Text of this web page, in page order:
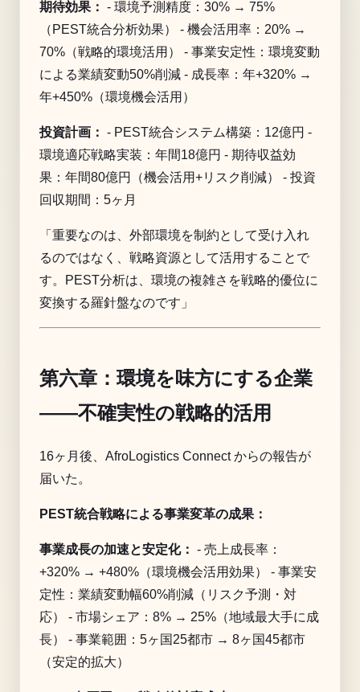
期待効果： - 環境予測精度：30% → 75%
（PEST統合分析効果） - 機会活用率：20% →
70%（戦略的環境活用） - 事業安定性：環境変動
による業績変動50%削減 - 成長率：年+320% →
年+450%（環境機会活用）
投資計画： - PEST統合システム構築：12億円 -
環境適応戦略実装：年間18億円 - 期待収益効
果：年間80億円（機会活用+リスク削減） - 投資
回収期間：5ヶ月
「重要なのは、外部環境を制約として受け入れ
るのではなく、戦略資源として活用することで
す。PEST分析は、環境の複雑さを戦略的優位に
変換する羅針盤なのです」
第六章：環境を味方にする企業
——不確実性の戦略的活用
16ヶ月後、AfroLogistics Connect からの報告が
届いた。
PEST統合戦略による事業変革の成果：
事業成長の加速と安定化： - 売上成長率：
+320% → +480%（環境機会活用効果） - 事業安
定性：業績変動幅60%削減（リスク予測・対
応） - 市場シェア：8% → 25%（地域最大手に成
長） - 事業範囲：5ヶ国25都市 → 8ヶ国45都市
（安定的拡大）